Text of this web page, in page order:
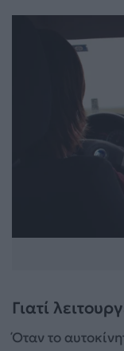
Γιατί
Όταν το